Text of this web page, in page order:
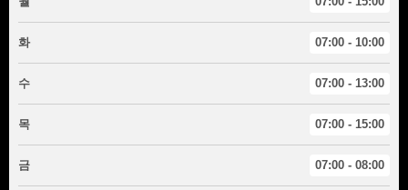
화 07:00 - 10:00
수 07:00 - 13:00
목 07:00 - 15:00
금 07:00 - 08:00